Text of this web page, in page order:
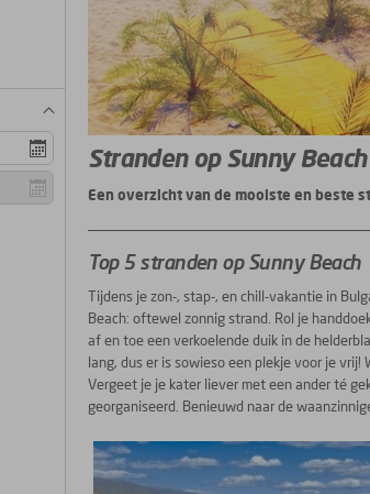
Stranden op Sunny Beach
Een overzicht van de mooiste en beste
Top 5 stranden op Sunny Beach
Tijdens je zon-, stap-, en chill-vakantie in
Beach: oftewel zonnig strand. Rol je
af en toe een verkoelende duik in de
lang, dus er is sowieso een plekje voor je
Vergeet je je kater liever met een ander té
georganiseerd. Benieuwd naar de